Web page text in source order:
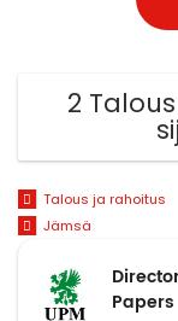
2
Talous ja rahoitus
Jämsä
Papers